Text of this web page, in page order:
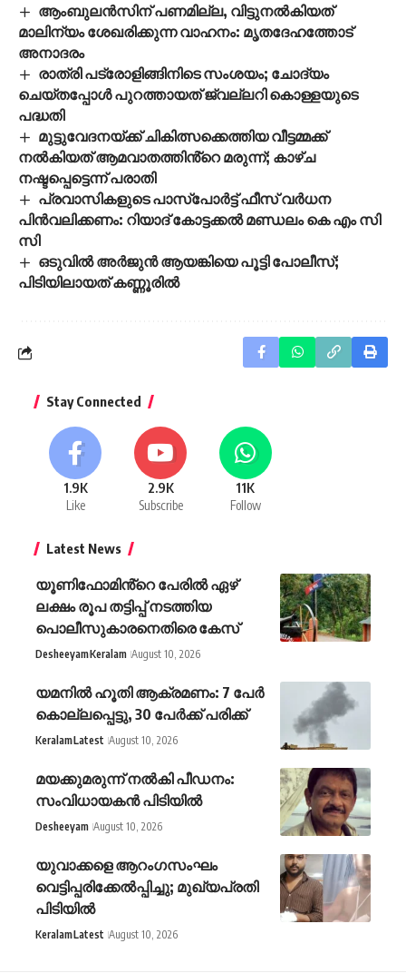
ആംബുലൻസിന് പണമില്ല, വിട്ടുനൽകിയത്
മാലിന്യം ശേഖരിക്കുന്ന വാഹനം: മൃതദേഹത്തോട്
അനാദരം
രാത്രി പട്രോളിങ്ങിനിടെ സംശയം; ചോദ്യം
ചെയ്തപ്പോൾ പുറത്തായത് ജ്വല്ലറി കൊള്ളയുടെ
പദ്ധതി
മുട്ടുവേദനയ്ക്ക് ചികിത്സക്കെത്തിയ വീട്ടമ്മക്ക്
നൽകിയത് ആമവാതത്തിൻ്റെ മരുന്ന്; കാഴ്ച
നഷ്ടപ്പെട്ടെന്ന് പരാതി
പ്രവാസികളുടെ പാസ്പോര്‍ട്ട് ഫീസ് വര്‍ധന
പിന്‍വലിക്കണം: റിയാദ് കോട്ടക്കല്‍ മണ്ഡലം കെ എം സി
സി
ഒടുവിൽ അർജുൻ ആയങ്കിയെ പൂട്ടി പോലീസ്;
പിടിയിലായത് കണ്ണൂരിൽ
Stay Connected
1.9K
Like
2.9K
Subscribe
11K
Follow
Latest News
യൂണിഫോമിൻ്റെ പേരിൽ ഏഴ്
ലക്ഷം രൂപ തട്ടിപ്പ് നടത്തിയ
പൊലീസുകാരനെതിരെ കേസ്
DesheeyamKeralam August 10, 2026
യമനിൽ ഹൂതി ആക്രമണം: 7 പേർ
കൊല്ലപ്പെട്ടു, 30 പേർക്ക് പരിക്ക്
KeralamLatest August 10, 2026
മയക്കുമരുന്ന് നൽകി പീഡനം:
സംവിധായകൻ പിടിയിൽ
Desheeyam August 10, 2026
യുവാക്കളെ ആറംഗസംഘം
വെട്ടിപ്പരിക്കേൽപ്പിച്ചു; മുഖ്യപ്രതി
പിടിയിൽ
KeralamLatest August 10, 2026